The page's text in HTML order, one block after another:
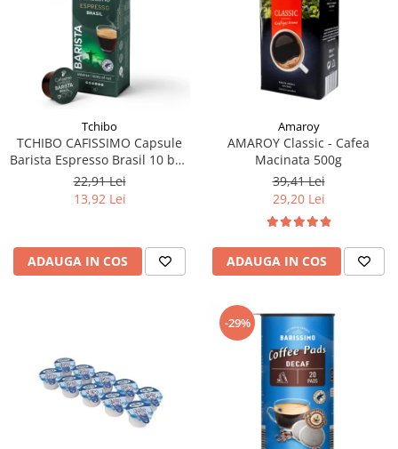
Tchibo
TCHIBO CAFISSIMO Capsule
Barista Espresso Brasil 10 buc
80g (27.10.2026)
22,91 Lei
13,92 Lei
ADAUGA IN COS
Amaroy
AMAROY Classic - Cafea
Macinata 500g
39,41 Lei
29,20 Lei
ADAUGA IN COS
-29%